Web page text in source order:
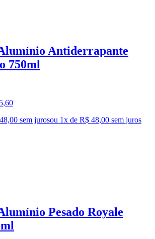
Antiderrapante
750ml
,60
sem jurosou 1x de R$ 48,00 sem juros
Pesado Royale